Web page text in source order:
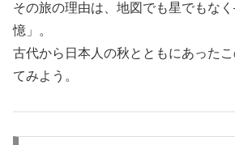
その旅の理由は、地図でも星でもな
憶」。
古代から日本人の秋とともにあった
てみよう。